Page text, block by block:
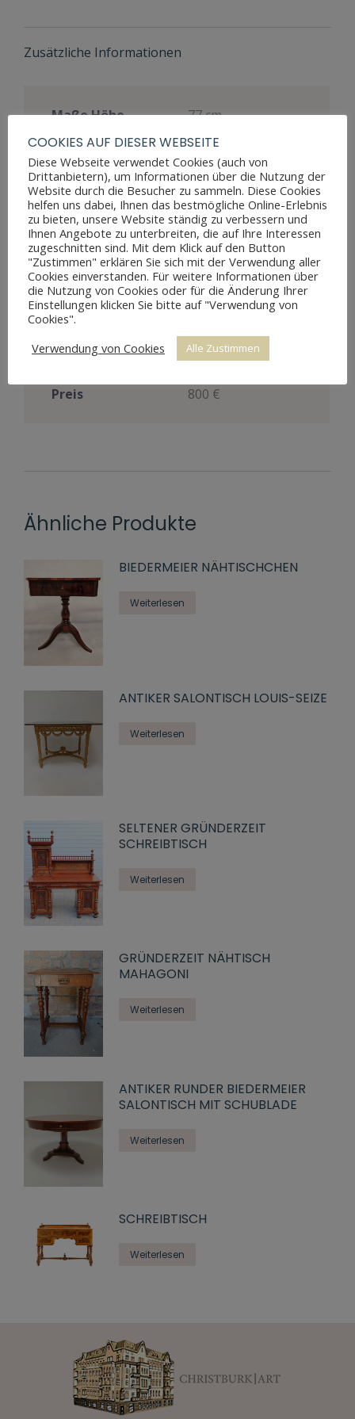
Zusätzliche Informationen
Maße Höhe
77 cm
Maße Breite
85 cm
Maße Tiefe
43 cm,86 cm
Materialien
Nussbaum
Stil
Biedermeier
Möbelart
Konsolentisch,
Spieltisch
Restaurierungsjahr
2012
Zustand
Gebrauchsspuren,
Riss in der Platte
Preis
800 €
Ähnliche Produkte
BIEDERMEIER NÄHTISCHCHEN
Weiterlesen
ANTIKER SALONTISCH LOUIS-SEIZE
Weiterlesen
SELTENER GRÜNDERZEIT
SCHREIBTISCH
Weiterlesen
GRÜNDERZEIT NÄHTISCH
MAHAGONI
Weiterlesen
ANTIKER RUNDER BIEDERMEIER
SALONTISCH MIT SCHUBLADE
Weiterlesen
SCHREIBTISCH
Weiterlesen
COOKIES AUF DIESER WEBSEITE
Diese Webseite verwendet Cookies (auch von
Drittanbietern), um Informationen über die Nutzung der
Website durch die Besucher zu sammeln. Diese Cookies
helfen uns dabei, Ihnen das bestmögliche Online-Erlebnis
zu bieten, unsere Website ständig zu verbessern und
Ihnen Angebote zu unterbreiten, die auf Ihre Interessen
zugeschnitten sind. Mit dem Klick auf den Button
"Zustimmen" erklären Sie sich mit der Verwendung aller
Cookies einverstanden. Für weitere Informationen über
die Nutzung von Cookies oder für die Änderung Ihrer
Einstellungen klicken Sie bitte auf "Verwendung von
Cookies".
Verwendung von Cookies
Alle Zustimmen